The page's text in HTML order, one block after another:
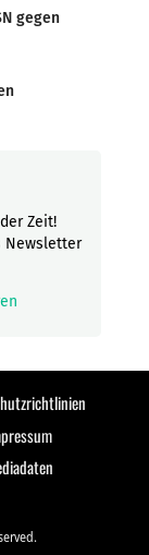
gegen
Zeit!
Newsletter